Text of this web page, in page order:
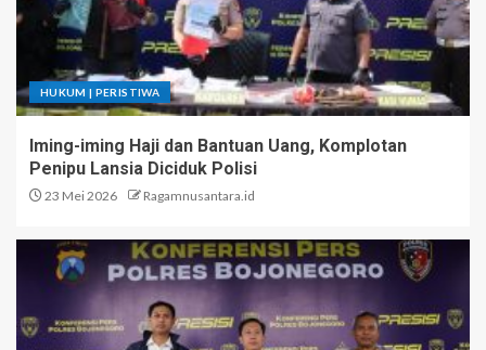
HUKUM | PERISTIWA
Iming-iming Haji dan Bantuan Uang, Komplotan
Penipu Lansia Diciduk Polisi
23 Mei 2026 Ragamnusantara.id